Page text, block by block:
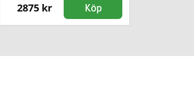
2875 kr Köp